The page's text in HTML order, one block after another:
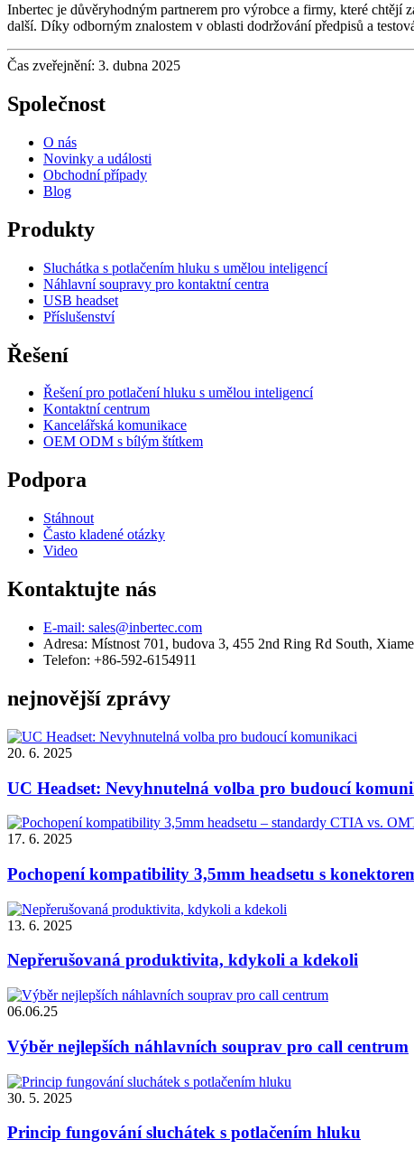
Inbertec je důvěryhodným partnerem pro výrobce a firmy, které
další. Díky odborným znalostem v oblasti dodržování předpisů a
Čas zveřejnění: 3. dubna 2025
Společnost
O nás
Novinky a události
Obchodní případy
Blog
Produkty
Sluchátka s potlačením hluku s umělou inteligencí
Náhlavní soupravy pro kontaktní centra
USB headset
Příslušenství
Řešení
Řešení pro potlačení hluku s umělou inteligencí
Kontaktní centrum
Kancelářská komunikace
OEM ODM s bílým štítkem
Podpora
Stáhnout
Často kladené otázky
Video
Kontaktujte nás
E-mail: sales@inbertec.com
Adresa: Místnost 701, budova 3, 455 2nd Ring Rd South,
Telefon: +86-592-6154911
nejnovější zprávy
20. 6. 2025
UC Headset: Nevyhnutelná volba pro budoucí
17. 6. 2025
Pochopení kompatibility 3,5mm headsetu s
13. 6. 2025
Nepřerušovaná produktivita, kdykoli a kdekoli
06.06.25
Výběr nejlepších náhlavních souprav pro call centrum
30. 5. 2025
Princip fungování sluchátek s potlačením hluku